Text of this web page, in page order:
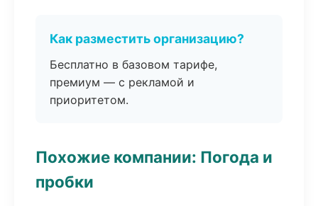
Как разместить организацию?
Бесплатно в базовом тарифе,
премиум — с рекламой и
приоритетом.
Похожие компании: Погода и
пробки